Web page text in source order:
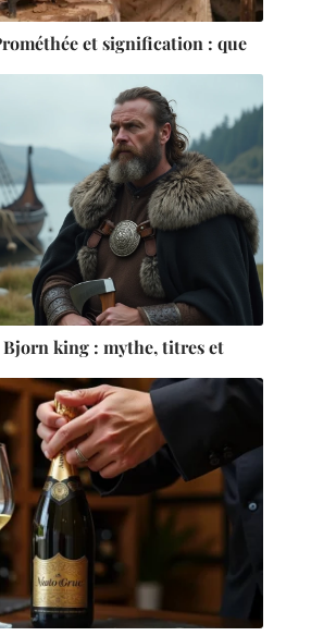
et signification : que
king : mythe, titres et